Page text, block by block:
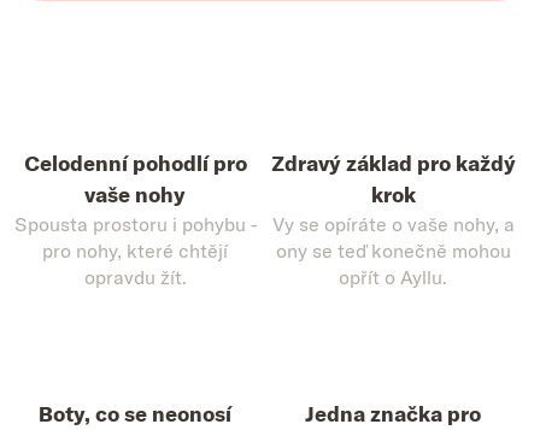
Celodenní pohodlí pro
vaše nohy
Spousta prostoru i pohybu -
pro nohy, které chtějí
opravdu žít.
Zdravý základ pro každý
krok
Vy se opíráte o vaše nohy, a
ony se teď konečně mohou
opřít o Ayllu.
Boty, co se neonosí
Jedna značka pro